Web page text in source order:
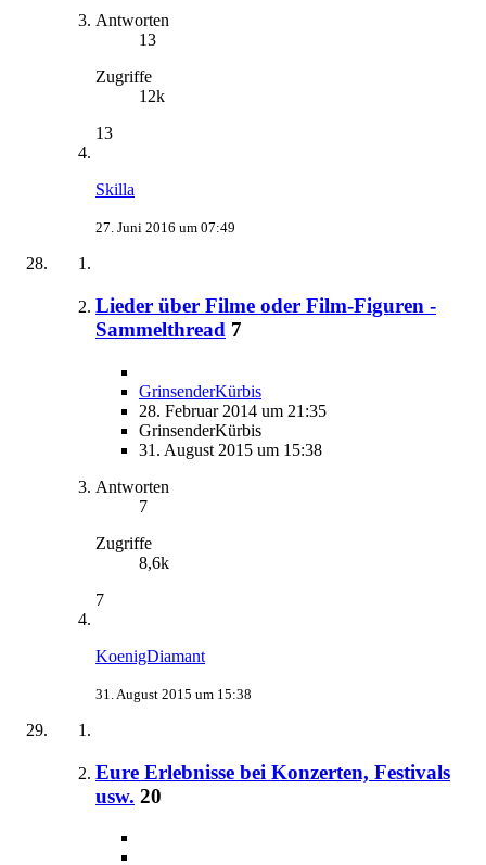
Antworten
13
Zugriffe
12k
13
Skilla
27. Juni 2016 um 07:49
Lieder über Filme oder Film-Figuren -
Sammelthread 7
GrinsenderKürbis
28. Februar 2014 um 21:35
GrinsenderKürbis
31. August 2015 um 15:38
Antworten
7
Zugriffe
8,6k
7
KoenigDiamant
31. August 2015 um 15:38
Eure Erlebnisse bei Konzerten, Festivals
usw. 20